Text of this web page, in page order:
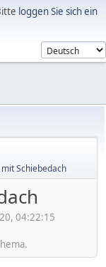
loggen Sie sich ein
mit Schiebedach
04:22:15